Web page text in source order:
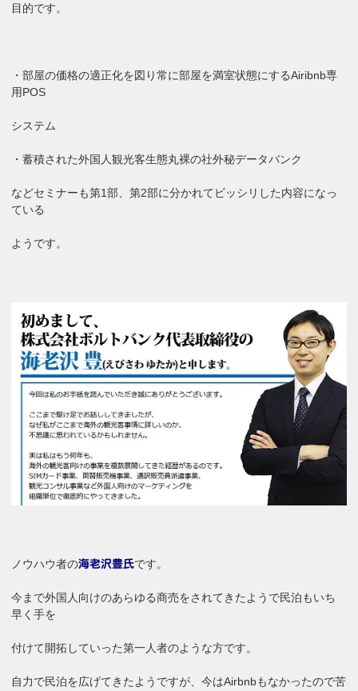
目的です。
・部屋の価格の適正化を図り常に部屋を満室状態にするAiribnb専
用POS
システム
・蓄積された外国人観光客生態丸裸の社外秘データバンク
などセミナーも第1部、第2部に分かれてビッシリした内容になっ
ている
ようです。
ノウハウ者の海老沢豊氏です。
今まで外国人向けのあらゆる商売をされてきたようで民泊もいち
早く手を
付けて開拓していった第一人者のような方です。
自力で民泊を広げてきたようですが、今はAirbnbもなかったので苦